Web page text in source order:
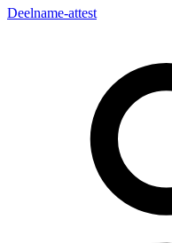
Deelname-attest